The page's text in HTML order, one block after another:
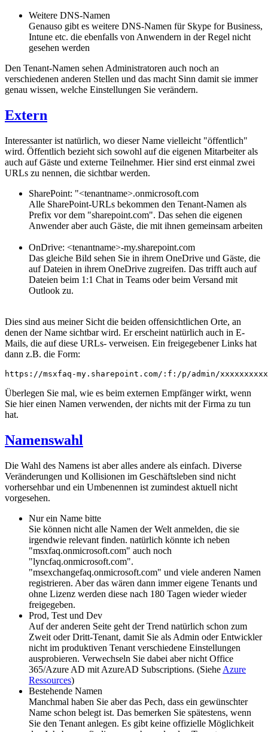
Weitere DNS-Namen
Genauso gibt es weitere DNS-Namen für Skype for Business,
Intune etc. die ebenfalls von Anwendern in der Regel nicht
gesehen werden
Den Tenant-Namen sehen Administratoren auch noch an
verschiedenen anderen Stellen und das macht Sinn damit sie immer
genau wissen, welche Einstellungen Sie verändern.
Extern
Interessanter ist natürlich, wo dieser Name vielleicht "öffentlich"
wird. Öffentlich bezieht sich sowohl auf die eigenen Mitarbeiter als
auch auf Gäste und externe Teilnehmer. Hier sind erst einmal zwei
URLs zu nennen, die sichtbar werden.
SharePoint: "<tenantname>.onmicrosoft.com
Alle SharePoint-URLs bekommen den Tenant-Namen als
Prefix vor dem "sharepoint.com". Das sehen die eigenen
Anwender aber auch Gäste, die mit ihnen gemeinsam arbeiten
OnDrive: <tenantname>-my.sharepoint.com
Das gleiche Bild sehen Sie in ihrem OneDrive und Gäste, die
auf Dateien in ihrem OneDrive zugreifen. Das trifft auch auf
Dateien beim 1:1 Chat in Teams oder beim Versand mit
Outlook zu.
Dies sind aus meiner Sicht die beiden offensichtlichen Orte, an
denen der Name sichtbar wird. Er erscheint natürlich auch in E-
Mails, die auf diese URLs- verweisen. Ein freigegebener Links hat
dann z.B. die Form:
https://msxfaq-my.sharepoint.com/:f:/p/admin/
Überlegen Sie mal, wie es beim externen Empfänger wirkt, wenn
Sie hier einen Namen verwenden, der nichts mit der Firma zu tun
hat.
Namenswahl
Die Wahl des Namens ist aber alles andere als einfach. Diverse
Veränderungen und Kollisionen im Geschäftsleben sind nicht
vorhersehbar und ein Umbenennen ist zumindest aktuell nicht
vorgesehen.
Nur ein Name bitte
Sie können nicht alle Namen der Welt anmelden, die sie
irgendwie relevant finden. natürlich könnte ich neben
"msxfaq.onmicrosoft.com" auch noch
"lyncfaq.onmicrosoft.com".
"msexchangefaq.onmicrosoft.com" und viele anderen Namen
registrieren. Aber das wären dann immer eigene Tenants und
ohne Lizenz werden diese nach 180 Tagen wieder wieder
freigegeben.
Prod, Test und Dev
Auf der anderen Seite geht der Trend natürlich schon zum
Zweit oder Dritt-Tenant, damit Sie als Admin oder Entwickler
nicht im produktiven Tenant verschiedene Einstellungen
ausprobieren. Verwechseln Sie dabei aber nicht Office
365/Azure AD mit AzureAD Subscriptions. (Siehe Azure
Ressources)
Bestehende Namen
Manchmal haben Sie aber das Pech, dass ein gewünschter
Name schon belegt ist. Das bemerken Sie spätestens, wenn
Sie den Tenant anlegen. Es gibt keine offizielle Möglichkeit